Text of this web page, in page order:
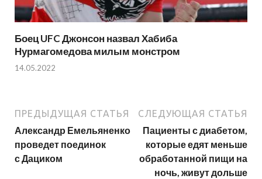
Боец UFC Джонсон назвал Хабиба
Нурмагомедова милым монстром
14.05.2022
ПРЕДЫДУЩАЯ СТАТЬЯ
Александр Емельяненко
проведет поединок
с Дациком
СЛЕДУЮЩАЯ СТАТЬЯ
Пациенты с диабетом,
которые едят меньше
обработанной пищи на
ночь, живут дольше